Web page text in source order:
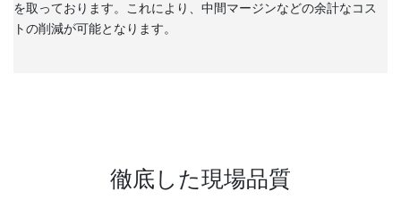
を取っております。これにより、中間マージンなどの余計なコス
トの削減が可能となります。
徹底した現場品質